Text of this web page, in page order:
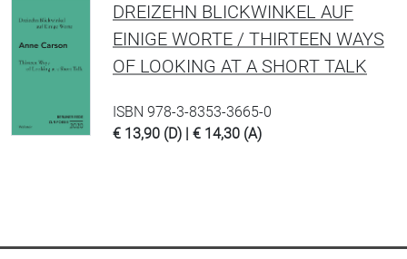
DREIZEHN BLICKWINKEL AUF
EINIGE WORTE / THIRTEEN WAYS
OF LOOKING AT A SHORT TALK
ISBN 978-3-8353-3665-0
€ 13,90 (D) | € 14,30 (A)